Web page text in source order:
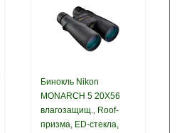
Бинокль Nikon
MONARCH 5 20X56
влагозащищ., Roof-
призма, ED-стекла,